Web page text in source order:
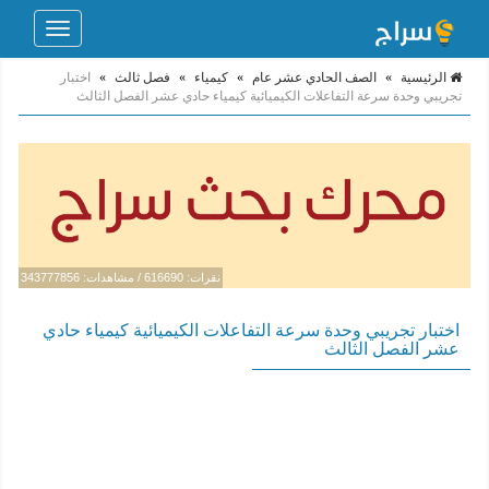
Toggle
الرئيسية » الصف الحادي عشر عام » كيمياء » فصل ثالث »
اختبار
تجريبي وحدة سرعة التفاعلات الكيميائية كيمياء حادي عشر الفصل الثالث
نقرات: 616690 / مشاهدات: 343777856
اختبار تجريبي وحدة سرعة التفاعلات الكيميائية كيمياء حادي
عشر الفصل الثالث